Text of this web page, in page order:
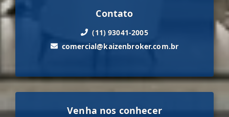
Contato
(11) 93041-2005
comercial@kaizenbroker.com.br
Venha nos conhecer